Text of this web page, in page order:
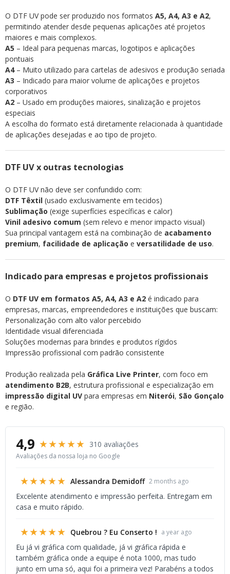
O DTF UV pode ser produzido nos formatos A5, A4, A3 e A2,
permitindo atender desde pequenas aplicações até projetos
maiores e mais complexos.
A5 – Ideal para pequenas marcas, logotipos e aplicações
pontuais
A4– Muito utilizado para cartelas de adesivos e produção seriada
A3 – Indicado para maior volume de aplicações e projetos
corporativos
A2 – Usado em produções maiores, sinalização e projetos
especiais
A escolha do formato está diretamente relacionada à quantidade
de aplicações desejadas e ao tipo de projeto.
DTF UV x outras tecnologias
O DTF UV não deve ser confundido com:
DTF Têxtil (usado exclusivamente em tecidos)
Sublimação (exige superfícies específicas e calor)
Vinil adesivo comum (sem relevo e menor impacto visual)
Sua principal vantagem está na combinação de acabamento
premium, facilidade de aplicação e versatilidade de uso.
Indicado para empresas e projetos profissionais
O DTF UV em formatos A5, A4, A3 e A2 é indicado para
empresas, marcas, empreendedores e instituições que buscam:
Personalização com alto valor percebido
Identidade visual diferenciada
Soluções modernas para brindes e produtos rígidos
Impressão profissional com padrão consistente
Produção realizada pela Gráfica Live Printer, com foco em
atendimento B2B, estrutura profissional e especialização em
impressão digital UV para empresas em Niterói, São Gonçalo
e região.
4,9 ★★★★★ 310 avaliações
Avaliações da nossa loja no Google
★★★★★ Alessandra Demidoff 2 months ago
Excelente atendimento e impressão perfeita. Entregam em
casa e muito rápido.
★★★★★ Quebrou ? Eu Conserto ! a year ago
Eu já vi gráfica com qualidade, já vi gráfica rápida e
também gráfica onde a equipe é nota 1000, mas tudo
junto em uma só, aqui foi a primeira vez! Parabéns a todos